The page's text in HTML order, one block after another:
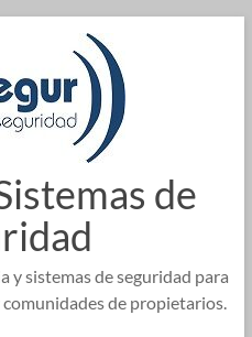
de
y sistemas de seguridad para
comunidades de propietarios.